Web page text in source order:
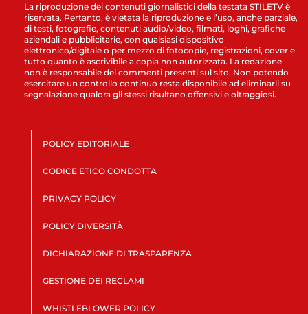
La riproduzione dei contenuti giornalistici della testata STILETV è
riservata. Pertanto, è vietata la riproduzione e l’uso, anche parziale,
di testi, fotografie, contenuti audio/video, filmati, loghi, grafiche
aziendali e pubblicitarie, con qualsiasi dispositivo
elettronico/digitale o per mezzo di fotocopie, registrazioni, cover e
tutto quanto è ascrivibile a copia non autorizzata. La redazione
non è responsabile dei commenti presenti sul sito. Non potendo
esercitare un controllo continuo resta disponibile ad eliminarli su
segnalazione qualora gli stessi risultano offensivi e oltraggiosi.
POLICY EDITORIALE
CODICE ETICO CONDOTTA
PRIVACY POLICY
POLICY DIVERSITÀ
DICHIARAZIONE DI TRASPARENZA
GESTIONE DEI RECLAMI
WHISTLEBLOWER POLICY